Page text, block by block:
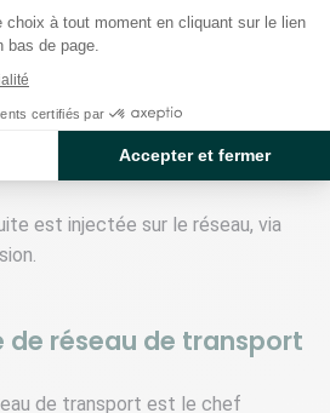
barrages hydroélectriques, unités
etc.
fonctionnant avec la
fossiles. Elles permettent
à des pics de
est injectée sur le réseau, via
de réseau de transport
de transport est le chef
choix à tout moment en cliquant sur le lien
bas de page.
certifiés par
Accepter et fermer